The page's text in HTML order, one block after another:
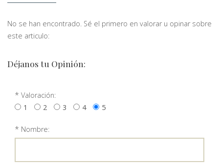
No se han encontrado. Sé el primero en valorar u opinar sobre
este articulo:
Déjanos tu Opinión:
* Valoración:
1
2 3 4 5
* Nombre: